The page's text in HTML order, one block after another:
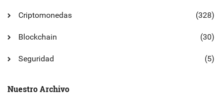
Criptomonedas (328)
Blockchain (30)
Seguridad (5)
Nuestro Archivo